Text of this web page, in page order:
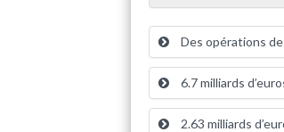
Des opérations
6.7 milliards
2.63 milliards